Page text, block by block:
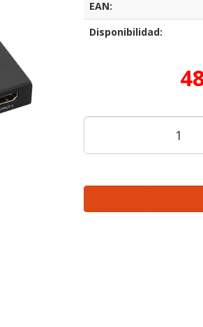
EAN:
Disponibilidad: